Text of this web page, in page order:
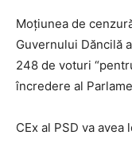
Moțiunea de
Guvernului Dăncilă
248 de voturi
încredere al
CEx al PSD va avea